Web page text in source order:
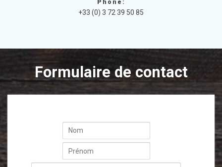
Phone:
+33 (0) 3 72 39 50 85
Formulaire de contact